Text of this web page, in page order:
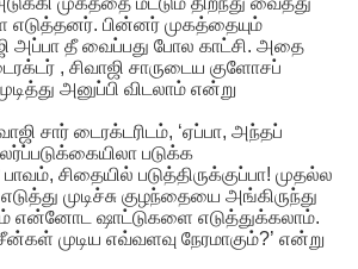
பின்னர் முகத்தையும்
அப்பா தீ வைப்பது போல காட்சி. அதை
, சிவாஜி சாருடைய குளோசப்
அனுப்பி விடலாம் என்று
சார் டைரக்டரிடம், ‘ஏப்பா, அந்தப்
படுக்க
சிதையில் படுத்திருக்குப்பா! முதல்ல
முடிச்சு குழந்தையை அங்கிருந்து
என்னோட ஷாட்டுகளை எடுத்துக்கலாம்.
முடிய எவ்வளவு நேரமாகும்?’ என்று